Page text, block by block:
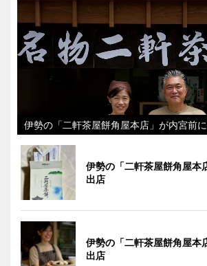
伊勢の「二軒茶屋餅角屋本店」が内宮前
伊勢の「二軒茶屋餅角屋本
出店
伊勢の「二軒茶屋餅角屋本
出店